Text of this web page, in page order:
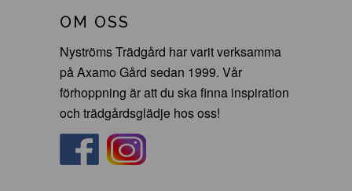
OM OSS
Nyströms Trädgård har varit verksamma
på Axamo Gård sedan 1999. Vår
förhoppning är att du ska finna inspiration
och trädgårdsglädje hos oss!